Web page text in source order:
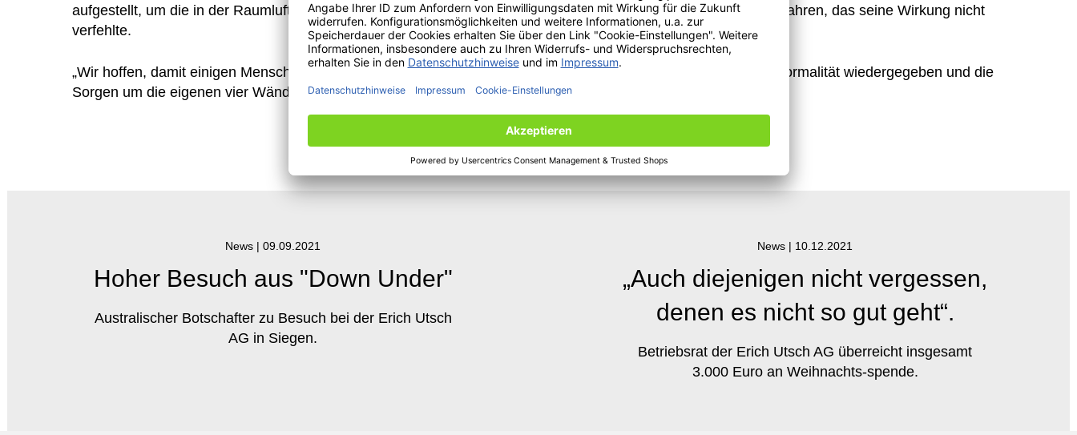
aufgestellt, um die in der Raumluft enthaltene Feuchtigkeit zu kondensieren und abzuleiten – ein bewährtes Verfahren, das seine Wirkung nicht
verfehlte.
„Wir hoffen, damit einigen Menschen im Ahrtal-Erftkreis vor den anstehenden Feiertagen zumindest ein Stück Normalität wiedergegeben und die
Sorgen um die eigenen vier Wände etwas gemindert zu haben“, so Waldschmidt.
News | 09.09.2021
Hoher Besuch aus "Down Under"
Australischer Botschafter zu Besuch bei der Erich Utsch
AG in Siegen.
News | 10.12.2021
„Auch diejenigen nicht vergessen,
denen es nicht so gut geht“.
Betriebsrat der Erich Utsch AG überreicht insgesamt
3.000 Euro an Weihnachts-spende.